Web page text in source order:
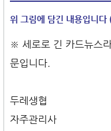
위 그림에 담긴 내용입니다
※ 세로로 긴 카드뉴스
문입니다.
두레생협
자주관리사